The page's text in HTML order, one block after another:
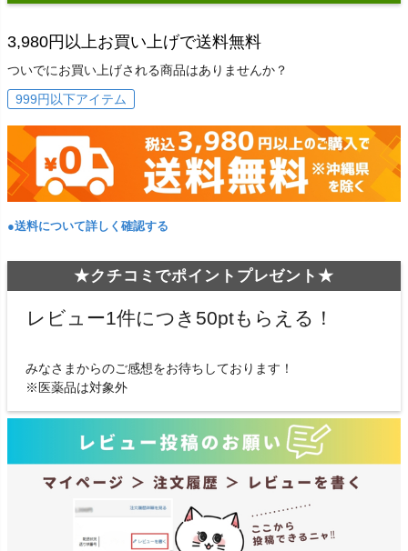
3,980円以上お買い上げで送料無料
ついでにお買い上げされる商品はありませんか？
999円以下アイテム
●送料について詳しく確認する
★クチコミでポイントプレゼント★
レビュー1件につき50ptもらえる！
みなさまからのご感想をお待ちしております！
※医薬品は対象外